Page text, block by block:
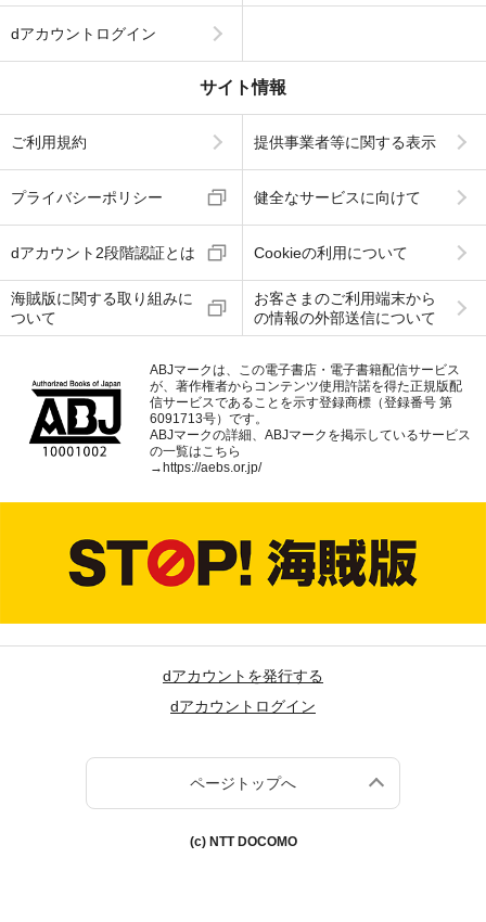
dアカウントログイン
サイト情報
ご利用規約 提供事業者等に関する表示
プライバシーポリシー 健全なサービスに向けて
dアカウント2段階認証とは Cookieの利用について
海賊版に関する取り組みに
ついて
お客さまのご利用端末から
の情報の外部送信について
ABJマークは、この電子書店・電子書籍配信サービス
が、著作権者からコンテンツ使用許諾を得た正規版配
信サービスであることを示す登録商標（登録番号 第
6091713号）です。
ABJマークの詳細、ABJマークを掲示しているサービス
の一覧はこちら
→https://aebs.or.jp/
dアカウントを発行する
dアカウントログイン
ページトップへ
(c) NTT DOCOMO